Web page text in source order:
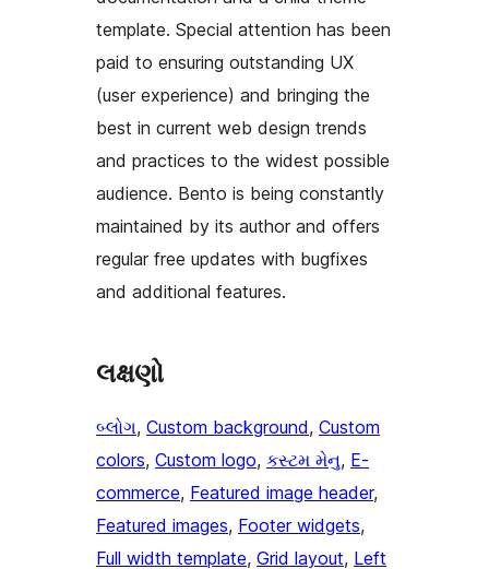
template. Special attention has been
paid to ensuring outstanding UX
(user experience) and bringing the
best in current web design trends
and practices to the widest possible
audience. Bento is being constantly
maintained by its author and offers
regular free updates with bugfixes
and additional features.
લક્ષણો
બ્લોગ, Custom background, Custom
colors, Custom logo, કસ્ટમ મેનુ, E-
commerce, Featured image header
Featured images, Footer widgets
Full width template, Grid layout, Left